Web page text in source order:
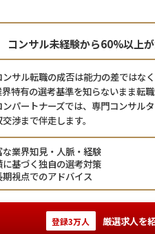
コンサル未経験から60%以上
サル転職の成否は能力の差ではなく
特有の選考基準を知らないまま転
ンパートナーズでは、専門コンサル
渉まで伴走します。
な業界知見・人脈・経験
に基づく独自の選考対策
期視点でのアドバイス
登録3万人 厳選求人を